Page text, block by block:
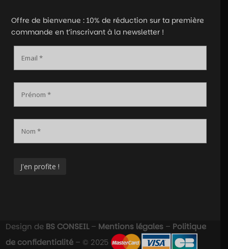
Offre de bienvenue : 10% de réduction sur ta première
commande en t’inscrivant à la newsletter !
Design de BS CONSEIL– Mentions légales– Politique
de confidentialité– © 2025